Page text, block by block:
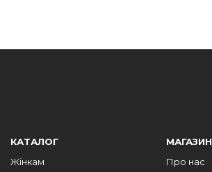
КАТАЛОГ
Жінкам
МАГАЗИН
Про нас